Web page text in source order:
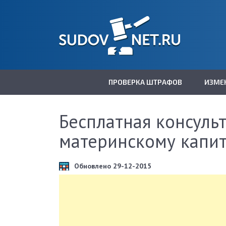
ПРОВЕРКА ШТРАФОВ
Бесплатная
материнскому
Обновлено 29-12-2015